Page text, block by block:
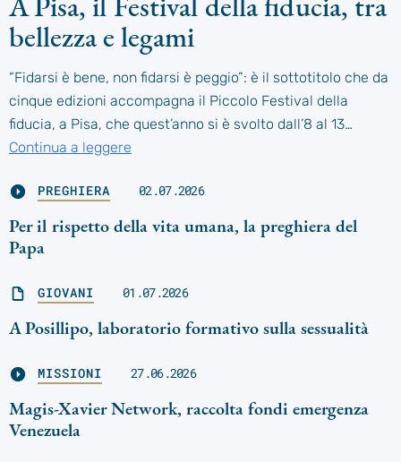
bellezza e legami
“Fidarsi è bene, non fidarsi è peggio”: è il sottotitolo che da
cinque edizioni accompagna il Piccolo Festival della
fiducia, a Pisa, che quest’anno si è svolto dall’8 al 13…
Continua a leggere
PREGHIERA 02.07.2026
Per il rispetto della vita umana, la preghiera del
Papa
GIOVANI 01.07.2026
A Posillipo, laboratorio formativo sulla sessualità
MISSIONI 27.06.2026
Magis-Xavier Network, raccolta fondi emergenza
Venezuela